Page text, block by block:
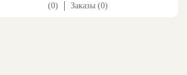
(0) Заказы (0)